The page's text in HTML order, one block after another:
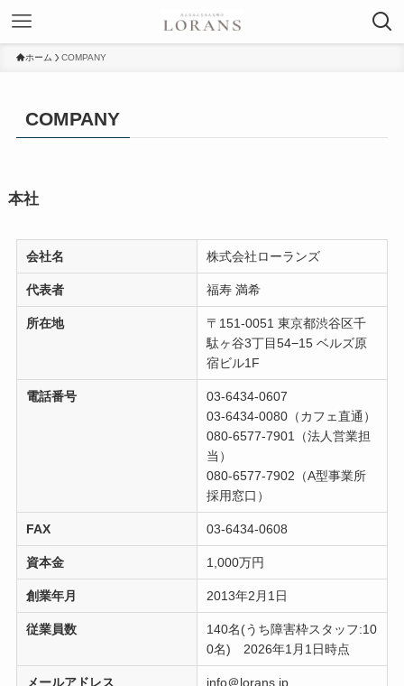
ホーム COMPANY
COMPANY
本社
会社名 株式会社ローランズ
代表者 福寿 満希
所在地
〒151-0051 東京都渋谷区千
駄ヶ谷3丁目54−15 ベルズ原
宿ビル1F
電話番号
03-6434-0607
03-6434-0080（カフェ直通）
080-6577-7901（法人営業担
当）
080-6577-7902（A型事業所
採用窓口）
FAX 03-6434-0608
資本金 1,000万円
創業年月 2013年2月1日
従業員数
140名(うち障害枠スタッフ:10
0名) 2026年1月1日時点
メールアドレス info＠lorans.jp